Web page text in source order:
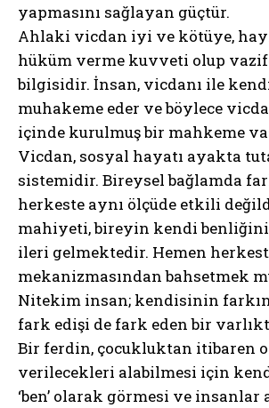
yapmasını sağlayan güçtür.
Ahlaki vicdan iyi ve kötüye,
hüküm verme kuvveti olup
bilgisidir. İnsan, vicdanı ile
muhakeme eder ve böylece
içinde kurulmuş bir mahkeme
Vicdan, sosyal hayatı ayakta
sistemidir. Bireysel bağlamda
herkeste aynı ölçüde etkili
mahiyeti, bireyin kendi benliğini
ileri gelmektedir. Hemen
mekanizmasından bahsetmek
Nitekim insan; kendisinin
fark edişi de fark eden bir
Bir ferdin, çocukluktan itibaren
verilecekleri alabilmesi için
‘ben’ olarak görmesi ve insanlar